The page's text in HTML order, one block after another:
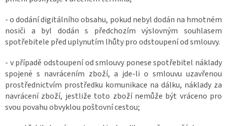
- o dodání digitálního obsahu, pokud nebyl dodán na hmotném
nosiči a byl dodán s předchozím výslovným souhlasem
spotřebitele před uplynutím lhůty pro odstoupení od smlouvy.
- v případě odstoupení od smlouvy ponese spotřebitel náklady
spojené s navrácením zboží, a jde-li o smlouvu uzavřenou
prostřednictvím prostředku komunikace na dálku, náklady za
navrácení zboží, jestliže toto zboží nemůže být vráceno pro
svou povahu obvyklou poštovní cestou;